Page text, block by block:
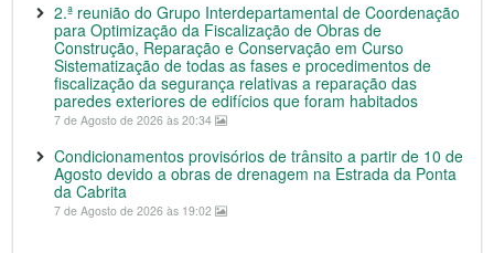
2.ª reunião do Grupo Interdepartamental de Coordenação
para Optimização da Fiscalização de Obras de
Construção, Reparação e Conservação em Curso
Sistematização de todas as fases e procedimentos de
fiscalização da segurança relativas a reparação das
paredes exteriores de edifícios que foram habitados
7 de Agosto de 2026 às 20:34
Condicionamentos provisórios de trânsito a partir de 10 de
Agosto devido a obras de drenagem na Estrada da Ponta
da Cabrita
7 de Agosto de 2026 às 19:02